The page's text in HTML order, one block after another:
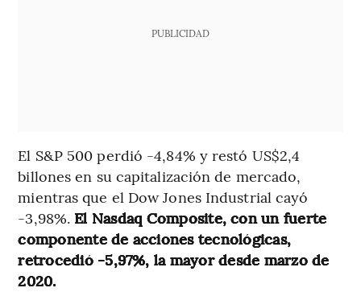
PUBLICIDAD
El S&P 500 perdió -4,84% y restó US$2,4
billones en su capitalización de mercado,
mientras que el Dow Jones Industrial cayó
-3,98%. El Nasdaq Composite, con un fuerte
componente de acciones tecnológicas,
retrocedió -5,97%, la mayor desde marzo de
2020.